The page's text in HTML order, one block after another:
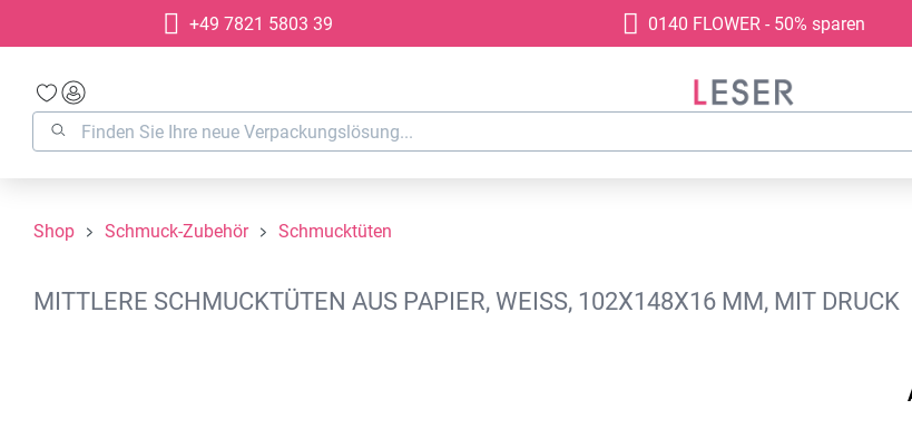
Zur Hauptnavigation springen
+49 7821 5803 39 0140 FLOWER - 50% sparen
Shop Schmuck-Zubehör Schmucktüten
MITTLERE SCHMUCKTÜTEN AUS PAPIER, WEISS, 102X148X16 MM, MIT DRUCK